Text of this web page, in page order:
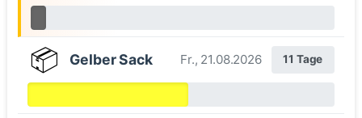
📦 Gelber Sack Fr., 21.08.2026 11 Tage